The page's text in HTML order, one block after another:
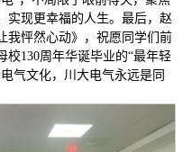
实现更幸福的人生。最后，赵
我怦然心动》，祝愿同学们前
校130周年华诞毕业的“最年轻
气文化，川大电气永远是同